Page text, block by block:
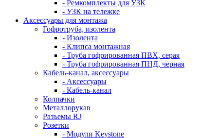
- Ремкомплекты для УЗК
- УЗК на тележке
Аксессуары для монтажа
Гофротруба, изолента
- Изолента
- Клипса монтажная
- Труба гофрированная ПВХ, серая
- Труба гофрированная ПНД, черная
Кабель-канал, аксессуары
- Аксессуары
- Кабель-канал
Колпачки
Металлорукав
Разъемы RJ
Розетки
- Модули Keystone